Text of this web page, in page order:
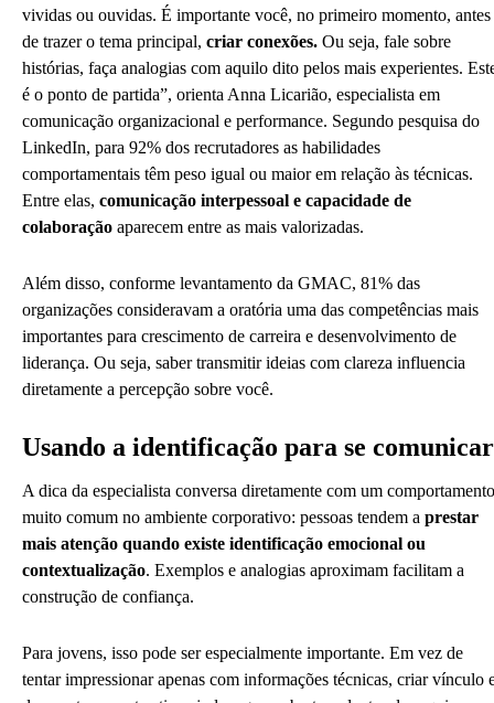
vividas ou ouvidas. É importante você, no primeiro momento, antes
de trazer o tema principal, criar conexões. Ou seja, fale sobre
histórias, faça analogias com aquilo dito pelos mais experientes.
é o ponto de partida”, orienta Anna Licarião, especialista em
comunicação organizacional e performance. Segundo pesquisa do
LinkedIn, para 92% dos recrutadores as habilidades
comportamentais têm peso igual ou maior em relação às técnicas.
Entre elas, comunicação interpessoal e capacidade de
colaboração aparecem entre as mais valorizadas.
Além disso, conforme levantamento da GMAC, 81% das
organizações consideravam a oratória uma das competências mais
importantes para crescimento de carreira e desenvolvimento de
liderança. Ou seja, saber transmitir ideias com clareza influencia
diretamente a percepção sobre você.
Usando a identificação para se comunicar
A dica da especialista conversa diretamente com um comportamento
muito comum no ambiente corporativo: pessoas tendem a prestar
mais atenção quando existe identificação emocional ou
contextualização. Exemplos e analogias aproximam facilitam a
construção de confiança.
Para jovens, isso pode ser especialmente importante. Em vez de
tentar impressionar apenas com informações técnicas, criar vínculo